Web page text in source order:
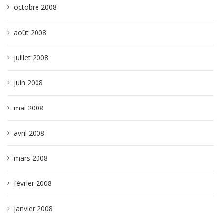
octobre 2008
août 2008
juillet 2008
juin 2008
mai 2008
avril 2008
mars 2008
février 2008
janvier 2008